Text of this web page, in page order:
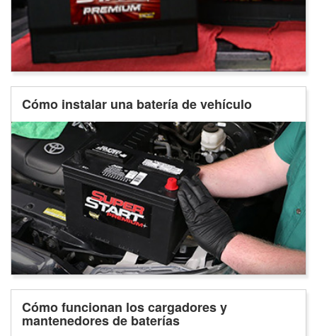
Cómo instalar una batería de vehículo
Cómo funcionan los cargadores y
mantenedores de baterías